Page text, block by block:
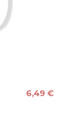
6,49 €